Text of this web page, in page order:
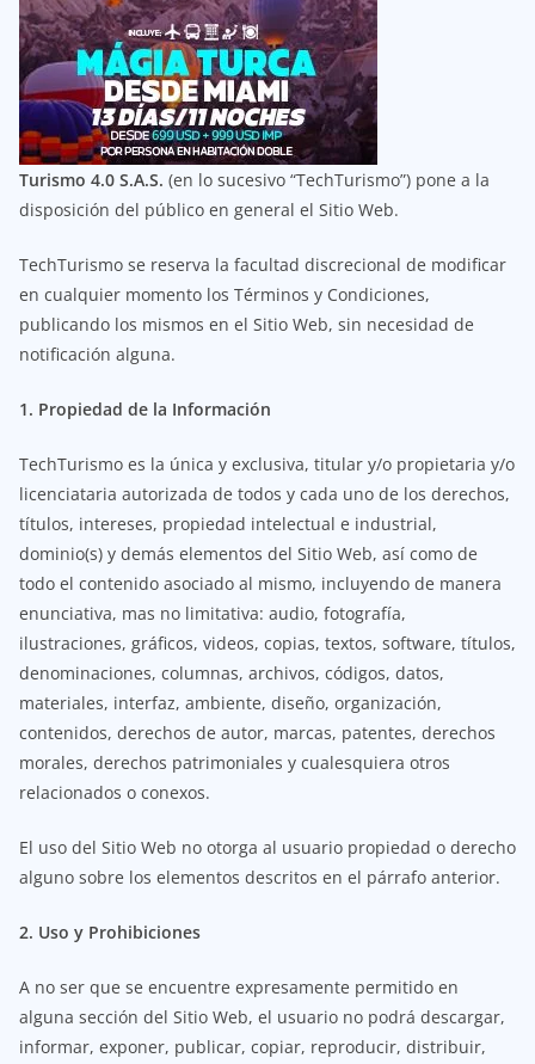
Turismo 4.0 S.A.S. (en lo sucesivo “TechTurismo”) pone a la
disposición del público en general el Sitio Web.
TechTurismo se reserva la facultad discrecional de modificar
en cualquier momento los Términos y Condiciones,
publicando los mismos en el Sitio Web, sin necesidad de
notificación alguna.
1. Propiedad de la Información
TechTurismo es la única y exclusiva, titular y/o propietaria y/o
licenciataria autorizada de todos y cada uno de los derechos,
títulos, intereses, propiedad intelectual e industrial,
dominio(s) y demás elementos del Sitio Web, así como de
todo el contenido asociado al mismo, incluyendo de manera
enunciativa, mas no limitativa: audio, fotografía,
ilustraciones, gráficos, videos, copias, textos, software, títulos,
denominaciones, columnas, archivos, códigos, datos,
materiales, interfaz, ambiente, diseño, organización,
contenidos, derechos de autor, marcas, patentes, derechos
morales, derechos patrimoniales y cualesquiera otros
relacionados o conexos.
El uso del Sitio Web no otorga al usuario propiedad o derecho
alguno sobre los elementos descritos en el párrafo anterior.
2. Uso y Prohibiciones
A no ser que se encuentre expresamente permitido en
alguna sección del Sitio Web, el usuario no podrá descargar,
informar, exponer, publicar, copiar, reproducir, distribuir,